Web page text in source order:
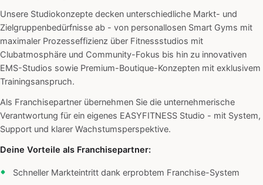
Unsere Studiokonzepte decken unterschiedliche Markt- und
Zielgruppenbedürfnisse ab - von personallosen Smart Gyms mit
maximaler Prozesseffizienz über Fitnessstudios mit
Clubatmosphäre und Community-Fokus bis hin zu innovativen
EMS-Studios sowie Premium-Boutique-Konzepten mit exklusivem
Trainingsanspruch.
Als Franchisepartner übernehmen Sie die unternehmerische
Verantwortung für ein eigenes EASYFITNESS Studio - mit System,
Support und klarer Wachstumsperspektive.
Deine Vorteile als Franchisepartner:
Schneller Markteintritt dank erprobtem Franchise-System